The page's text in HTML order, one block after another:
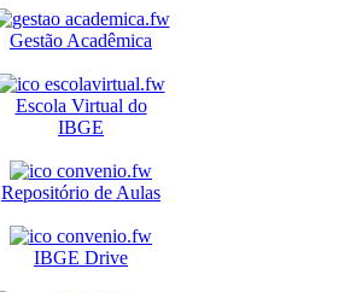
Gestão Acadêmica
Escola Virtual do
IBGE
Repositório de Aulas
IBGE Drive